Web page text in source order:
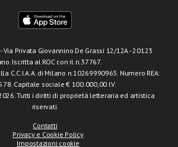
Via Privata Giovannino De Grassi 12/12A - 20123
Iscritta al ROC con il n.37767.
C.C.I.A.A. di Milano n.10269990965. Numero REA:
Capitale sociale € 100.000,00 I.V.
Tutti i diritti di proprietà letteraria ed artistica
riservati.
Contatti
Privacy e Cookie Policy
Impostazioni cookie